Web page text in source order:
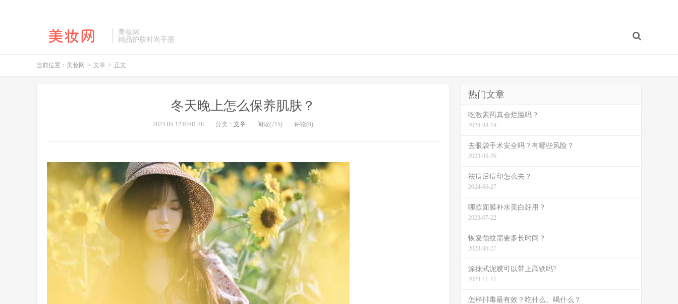
美妆网
精品护肤时尚手册
当前位置： 美妆网 > 文章 > 正文
冬天晚上怎么保养肌肤？
2023-05-12 03:01:48 分类： 文章 阅读(715) 评论(0)
热门文章
吃激素药真会烂脸吗？
2024-08-19
去眼袋手术安全吗？有哪些风险？
2023-06-26
祛痘后痘印怎么去？
2024-06-27
哪款面膜补水美白好用？
2023-07-22
恢复颈纹需要多长时间？
2023-06-27
涂抹式泥膜可以带上高铁吗?
2023-11-11
怎样排毒最有效？吃什么、喝什么？